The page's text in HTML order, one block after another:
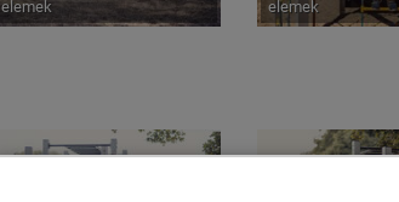
elemek
elemek